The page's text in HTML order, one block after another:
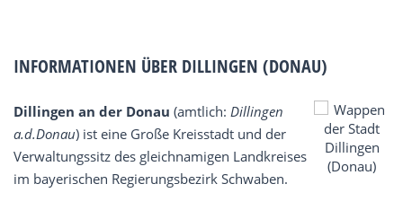
INFORMATIONEN ÜBER DILLINGEN (DONAU)
Dillingen an der Donau (amtlich: Dillingen
a.d.Donau) ist eine Große Kreisstadt und der
Verwaltungssitz des gleichnamigen Landkreises
im bayerischen Regierungsbezirk Schwaben.